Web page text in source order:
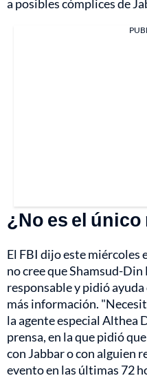
a posibles cómplices de
¿No es el
El FBI dijo este miércoles
no cree que Shamsud-
responsable y pidió
más información.
la agente especial Althea
prensa, en la que pidió
con Jabbar o con alguien
evento en las últimas 72